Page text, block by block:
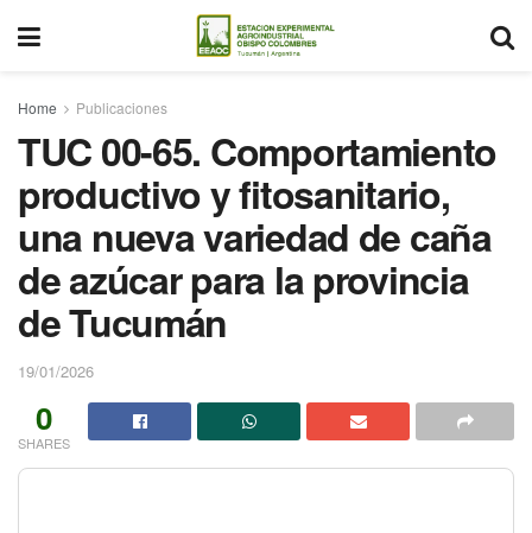
Home Publicaciones
TUC 00-65. Comportamiento
productivo y fitosanitario,
una nueva variedad de caña
de azúcar para la provincia
de Tucumán
19/01/2026
0
SHARES